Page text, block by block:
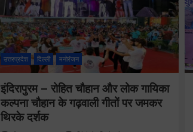
उत्तरप्रदेश दिल्ली मनोरंजन
इंदिरापुरम – रोहित चौहान और लोक गायिका
कल्पना चौहान के गढ़वाली गीतों पर जमकर
थिरके दर्शक
सभी बड़े
प्रोजेक्ट्स का
निर्माण कार्य
नियमित समय पर
पूर्ण किए जाने के